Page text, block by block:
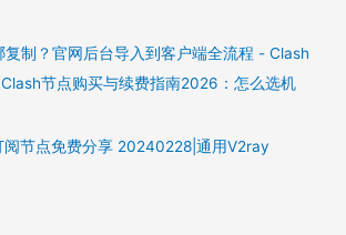
制？官网后台导入到客户端全流程 - Clash
Clash节点购买与续费指南2026：怎么选机
阅节点免费分享 20240228|通用V2ray